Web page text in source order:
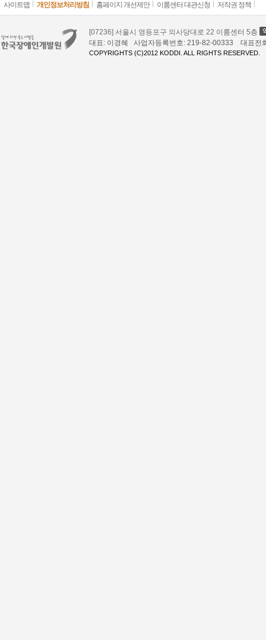
사이트맵 개인정보처리방침 홈페이지 개선제안 이룸센터 대관신청 저작권 정책
[07236] 서울시 영등포구 의사당대로 22 이룸센터 5층
대표: 이경혜 사업자등록번호: 219-82-00333 대표
COPYRIGHTS (C)2012 KODDI. ALL RIGHTS RESERVED.